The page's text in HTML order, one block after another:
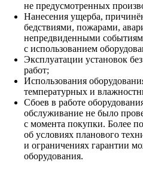
не предусмотренных
Нанесения ущерба,
бедствиями, пожарами,
непредвиденными
с использованием
Эксплуатации установок
работ;
Использования
температурных и
Сбоев в работе
обслуживание не было
с момента покупки. Более
об условиях планового
и ограничениях гарантии
оборудования.